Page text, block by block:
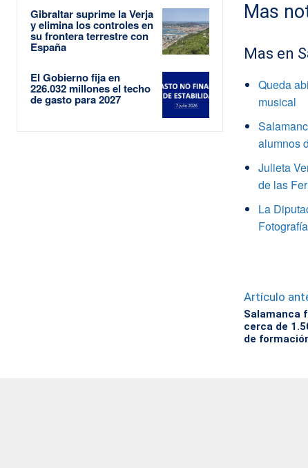
Gibraltar suprime la Verja
y elimina los controles en
su frontera terrestre con
España
El Gobierno fija en
226.032 millones el techo
de gasto para 2027
Mas
Mas en
Queda
musical
alumnos
Julieta
de las
La
Artículo
Salamanca
cerca de
de